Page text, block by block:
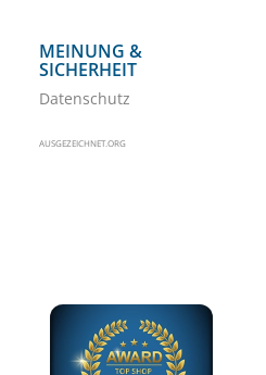
MEINUNG &
SICHERHEIT
Datenschutz
AUSGEZEICHNET.ORG